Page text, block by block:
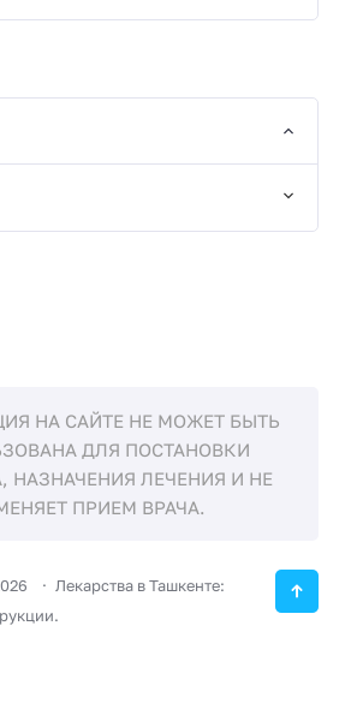
НА САЙТЕ НЕ МОЖЕТ БЫТЬ
ДЛЯ ПОСТАНОВКИ
НАЗНАЧЕНИЯ ЛЕЧЕНИЯ И НЕ
ПРИЕМ ВРАЧА.
Лекарства в Ташкенте: